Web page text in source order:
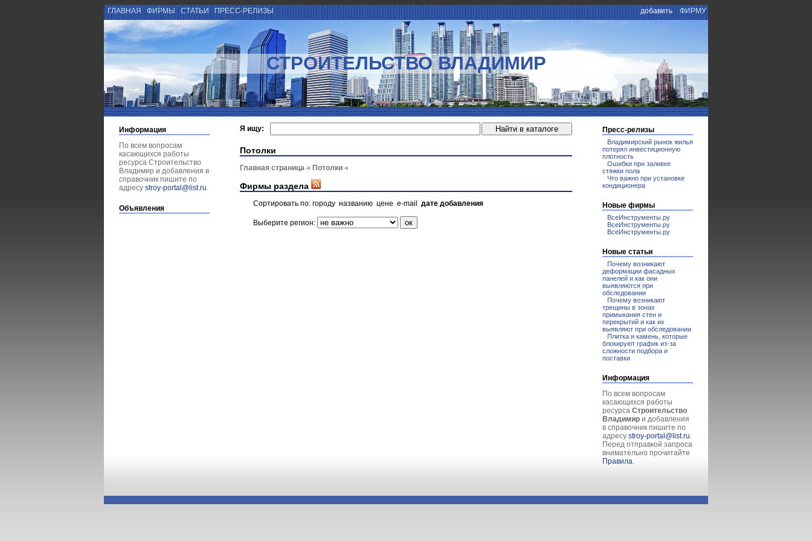
ГЛАВНАЯ ФИРМЫ СТАТЬИ ПРЕСС-РЕЛИЗЫ добавить ФИРМУ
СТРОИТЕЛЬСТВО ВЛАДИМИР
Информация
По всем вопросам
касающихся работы
ресурса Строительство
Владимир и добавления в
справочник пишите по
адресу stroy-portal@list.ru.
Объявления
Я ищу:
Потолки
Главная страница Потолки
Фирмы раздела
Сортировать по: городу названию цене e-mail дате добавления
Выберите регион:
Пресс-релизы
Владимирский рынок жилья
потерял инвестиционную
плотность
Ошибки при заливке
стяжки пола
Что важно при установке
кондиционера
Новые фирмы
ВсеИнструменты.ру
ВсеИнструменты.ру
ВсеИнструменты.ру
Новые статьи
Почему возникают
деформации фасадных
панелей и как они
выявляются при
обследовании
Почему возникают
трещины в зонах
примыкания стен и
перекрытий и как их
выявляют при обследовании
Плитка и камень, которые
блокируют график из-за
сложности подбора и
поставки
Информация
По всем вопросам
касающихся работы
ресурса Строительство
Владимир и добавления
в справочник пишите по
адресу stroy-portal@list.ru.
Перед отправкой запроса
внимательно прочитайте
Правила.